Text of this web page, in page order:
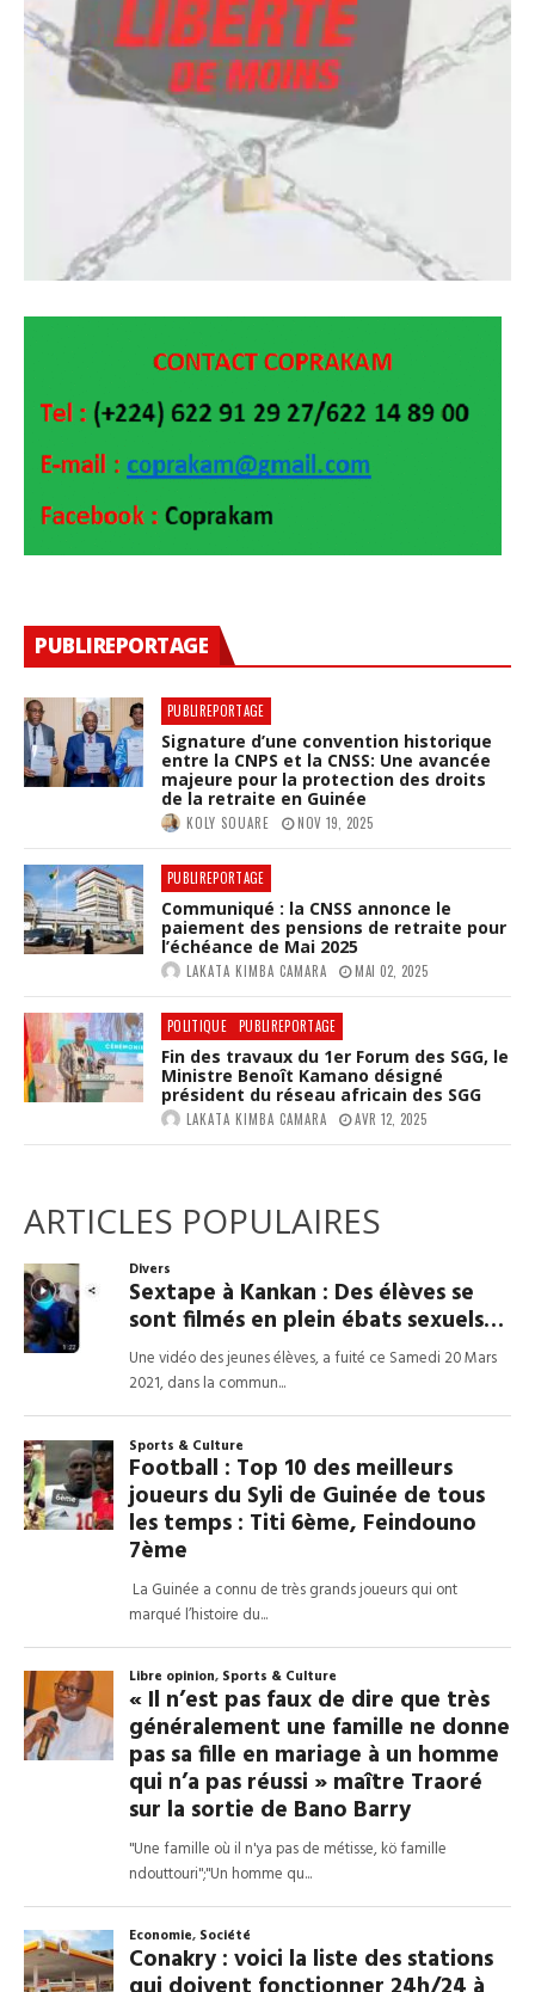
PUBLIREPORTAGE
PUBLIREPORTAGE
Signature d’une convention historique
entre la CNPS et la CNSS: Une avancée
majeure pour la protection des droits
de la retraite en Guinée
KOLY SOUARE NOV 19, 2025
PUBLIREPORTAGE
Communiqué : la CNSS annonce le
paiement des pensions de retraite pour
l’échéance de Mai 2025
LAKATA KIMBA CAMARA MAI 02, 2025
POLITIQUE PUBLIREPORTAGE
Fin des travaux du 1er Forum des SGG, le
Ministre Benoît Kamano désigné
président du réseau africain des SGG
LAKATA KIMBA CAMARA AVR 12, 2025
ARTICLES POPULAIRES